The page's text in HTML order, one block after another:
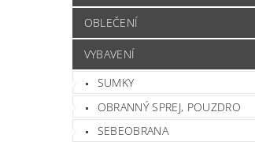
OBLEČENÍ
VYBAVENÍ
SUMKY
OBRANNÝ SPREJ, POUZDRO
SEBEOBRANA